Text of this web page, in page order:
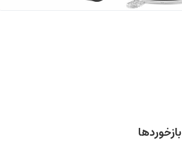
بازخوردها